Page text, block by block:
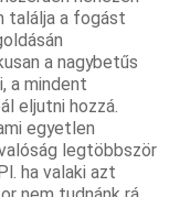
találja a fogást
a nagybetűs
a mindent
eljutni hozzá.
egyetlen
legtöbbször
ha valaki azt